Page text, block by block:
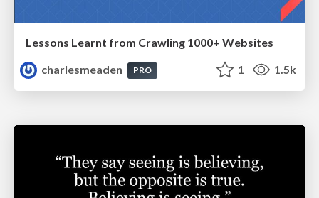
Lessons Learnt from Crawling 1000+ Websites
charlesmeaden
PRO 1 1.5k